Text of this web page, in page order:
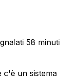
58 minuti
c'è un sistema